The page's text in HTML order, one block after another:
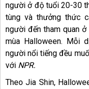
người ở độ tuổi 20-30
tùng và thưởng thức
người đến tham quan
mùa Halloween. Mỗi
người nổi tiếng đều
với NPR.
Theo Jia Shin,